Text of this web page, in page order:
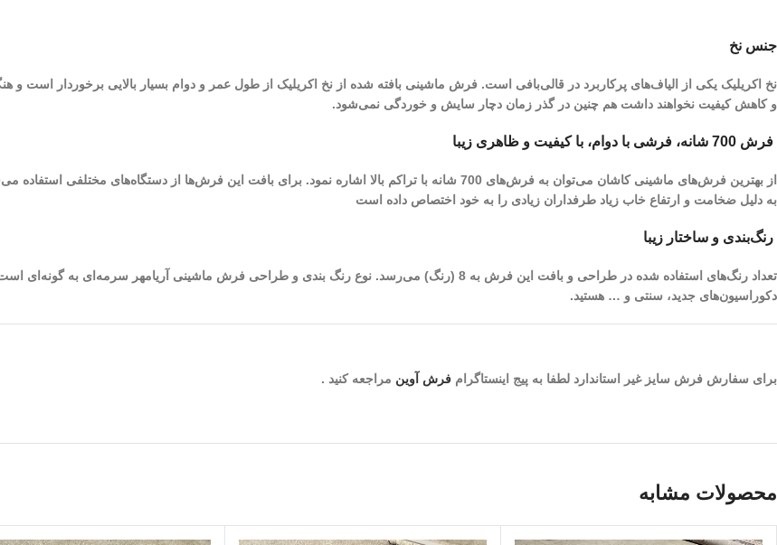
جنس نخ
نخ اکریلیک یکی از الیاف­‌های پرکاربرد در قالی‌بافی است. فرش ماشینی بافته شده از نخ اکریلیک از طول عمر و دوام بسیار بالایی برخوردار است
و کاهش کیفیت نخواهند داشت هم چنین در گذر زمان دچار سایش و خوردگی نمی‌شود.
فرش 700 شانه، فرشی با دوام، با کیفیت و ظاهری زیبا
به دلیل ضخامت و ارتفاع خاب زیاد طرفداران زیادی را به خود اختصاص داده است
رنگ‌بندی و ساختار زیبا
تعداد رنگ‌های استفاده شده در طراحی و بافت این فرش به 8 (رنگ) می‌رسد. نوع رنگ بندی و طراحی فرش ماشینی آریا‌مهر
دکوراسیون‌های جدید، سنتی و … هستید.
برای سفارش فرش سایز غیر استاندارد لطفا به پیج اینستاگرام فرش آوین مراجعه کنید .
محصولات مشابه